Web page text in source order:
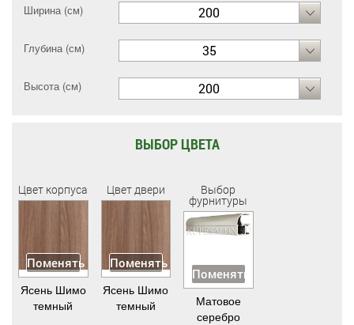
Ширина (см) 200
Глубина (см) 35
Высота (см) 200
ВЫБОР ЦВЕТА
Цвет корпуса
Поменять
Ясень Шимо
темный
Цвет двери
Поменять
Ясень Шимо
темный
Выбор
фурнитуры
Поменять
Матовое
серебро